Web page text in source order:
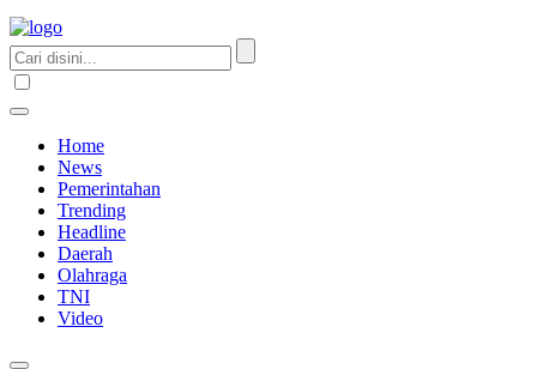
Home
News
Pemerintahan
Trending
Headline
Daerah
Olahraga
TNI
Video